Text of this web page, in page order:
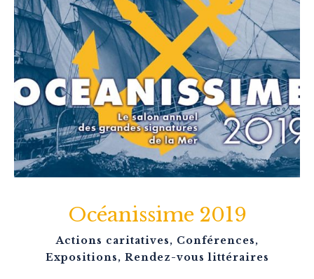
Océanissime 2019
Actions caritatives, Conférences,
Expositions, Rendez-vous littéraires